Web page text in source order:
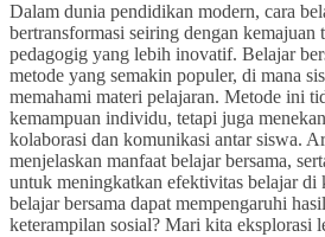
Dalam dunia pendidikan modern, cara
bertransformasi seiring dengan kemajuan
pedagogig yang lebih inovatif. Belajar
metode yang semakin populer, di mana
memahami materi pelajaran. Metode ini
kemampuan individu, tetapi juga
kolaborasi dan komunikasi antar siswa.
menjelaskan manfaat belajar bersama,
untuk meningkatkan efektivitas belajar di
belajar bersama dapat mempengaruhi
keterampilan sosial? Mari kita eksplorasi